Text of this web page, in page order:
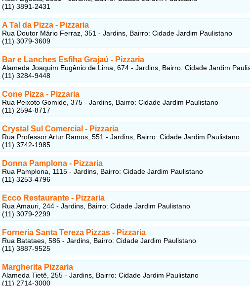
(11) 3891-2431
A Tal da Pizza - Pizzaria
Rua Doutor Mário Ferraz, 351 - Jardins, Bairro: Cidade Jardim Paulistano
(11) 3079-3609
Bar e Lanches Esfiha Grajaú - Pizzaria
Alameda Joaquim Eugênio de Lima, 674 - Jardins, Bairro: Cidade Jardim
(11) 3284-9448
Cone Pizza - Pizzaria
Rua Peixoto Gomide, 375 - Jardins, Bairro: Cidade Jardim Paulistano
(11) 2594-8717
Crystal Sul Comercial - Pizzaria
Rua Professor Artur Ramos, 551 - Jardins, Bairro: Cidade Jardim Paulistano
(11) 3742-1985
Donna Pamplona - Pizzaria
Rua Pamplona, 1115 - Jardins, Bairro: Cidade Jardim Paulistano
(11) 3253-4796
Ecco Restaurante - Pizzaria
Rua Amauri, 244 - Jardins, Bairro: Cidade Jardim Paulistano
(11) 3079-2299
Forneria Santa Tereza Pizzas - Pizzaria
Rua Batataes, 586 - Jardins, Bairro: Cidade Jardim Paulistano
(11) 3887-9525
Margherita Pizzaria
Alameda Tietê, 255 - Jardins, Bairro: Cidade Jardim Paulistano
(11) 2714-3000